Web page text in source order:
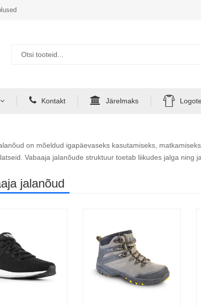
Kontakt Järelmaks
on mõeldud igapäevaseks kasutamiseks,
Vabaaja jalanõude struktuur toetab liikudes jalga ning
jalanõud